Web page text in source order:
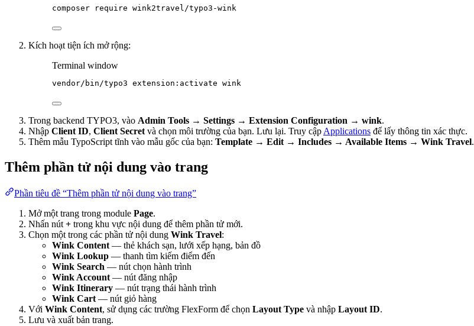
composer require wink2travel/typo3-wink
Kích hoạt tiện ích mở rộng:
Terminal window
vendor/bin/typo3 extension:activate wink
Trong backend TYPO3, vào Admin Tools → Settings → Extension Configuration → wink.
Nhập Client ID, Client Secret và chọn môi trường của bạn. Lưu lại. Truy cập Applications để lấy thông tin xác thực.
Thêm mẫu TypoScript tĩnh vào mẫu gốc của bạn: Template → Edit → Includes → Available Items → Wink Travel.
Thêm phần tử nội dung vào trang
Phần tiêu đề “Thêm phần tử nội dung vào trang”
Mở một trang trong module Page.
Nhấn nút + trong khu vực nội dung để thêm phần tử mới.
Chọn một trong các phần tử nội dung Wink Travel:
Wink Content — thẻ khách sạn, lưới xếp hạng, bản đồ
Wink Lookup — thanh tìm kiếm điểm đến
Wink Search — nút chọn hành trình
Wink Account — nút đăng nhập
Wink Itinerary — nút trạng thái hành trình
Wink Cart — nút giỏ hàng
Với Wink Content, sử dụng các trường FlexForm để chọn Layout Type và nhập Layout ID.
Lưu và xuất bản trang.